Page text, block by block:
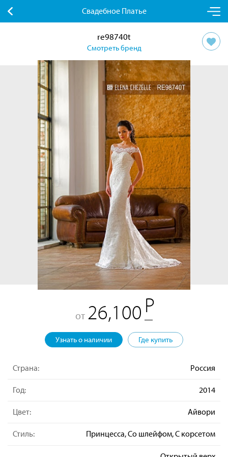
Свадебное Платье
re98740t
Смотреть бренд
от 26,100
Узнать о наличии Где купить
Страна: Россия
Год: 2014
Цвет: Айвори
Стиль: Принцесса, Со шлейфом, С корсетом